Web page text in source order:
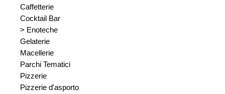
Caffetterie
Cocktail Bar
> Enoteche
Gelaterie
Macellerie
Parchi Tematici
Pizzerie
Pizzerie d'asporto